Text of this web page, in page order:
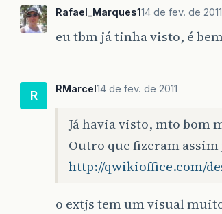
Rafael_Marques114 de fev. de 2011
eu tbm já tinha visto, é
R RMarcel14 de fev. de 2011
Já havia visto, mto bom
Outro que fizeram assim
http://qwikioffice.com/
o extjs tem um visual